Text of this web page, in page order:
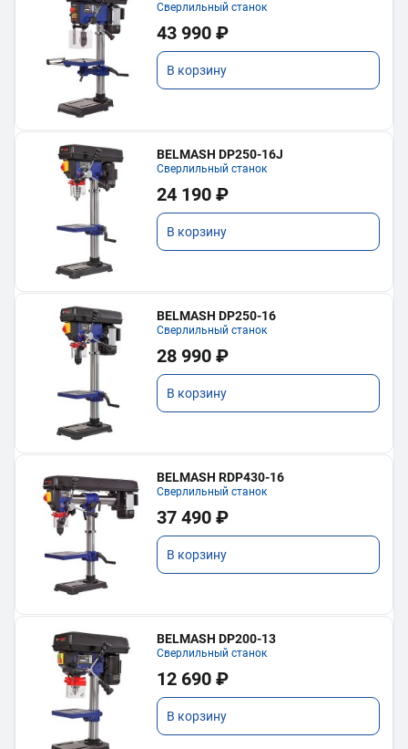
Сверлильный станок
43 990 ₽
В корзину
BELMASH DP250-16J
Сверлильный станок
24 190 ₽
В корзину
BELMASH DP250-16
Сверлильный станок
28 990 ₽
В корзину
BELMASH RDP430-16
Сверлильный станок
37 490 ₽
В корзину
BELMASH DP200-13
Сверлильный станок
12 690 ₽
В корзину